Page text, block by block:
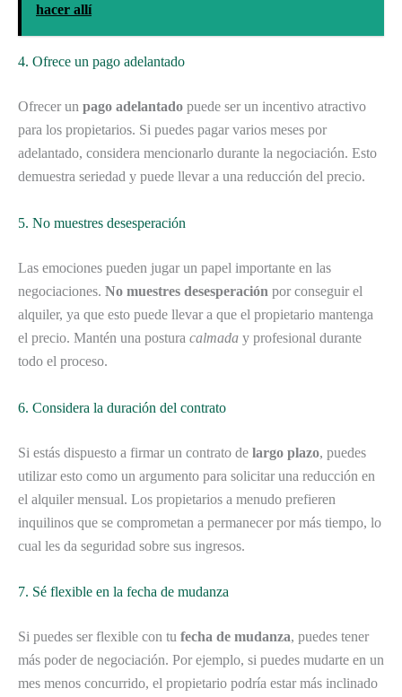
hacer allí
4. Ofrece un pago adelantado
Ofrecer un pago adelantado puede ser un incentivo atractivo
para los propietarios. Si puedes pagar varios meses por
adelantado, considera mencionarlo durante la negociación. Esto
demuestra seriedad y puede llevar a una reducción del precio.
5. No muestres desesperación
Las emociones pueden jugar un papel importante en las
negociaciones. No muestres desesperación por conseguir el
alquiler, ya que esto puede llevar a que el propietario mantenga
el precio. Mantén una postura calmada y profesional durante
todo el proceso.
6. Considera la duración del contrato
Si estás dispuesto a firmar un contrato de largo plazo, puedes
utilizar esto como un argumento para solicitar una reducción en
el alquiler mensual. Los propietarios a menudo prefieren
inquilinos que se comprometan a permanecer por más tiempo, lo
cual les da seguridad sobre sus ingresos.
7. Sé flexible en la fecha de mudanza
Si puedes ser flexible con tu fecha de mudanza, puedes tener
más poder de negociación. Por ejemplo, si puedes mudarte en un
mes menos concurrido, el propietario podría estar más inclinado